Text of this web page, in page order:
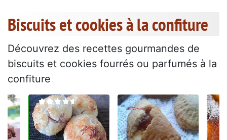
Biscuits et cookies à la confiture
Découvrez des recettes gourmandes de
biscuits et cookies fourrés ou parfumés à la
confiture